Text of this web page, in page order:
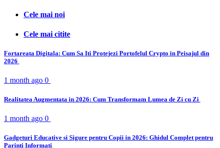
Cele mai noi
Cele mai citite
Fortareata Digitala: Cum Sa Iti Protejezi Portofelul Crypto in Peisajul din
2026
1 month ago 0
Realitatea Augmentata in 2026: Cum Transformam Lumea de Zi cu Zi
1 month ago 0
Gadgeturi Educative si Sigure pentru Copii in 2026: Ghidul Complet pentru
Parinti Informati